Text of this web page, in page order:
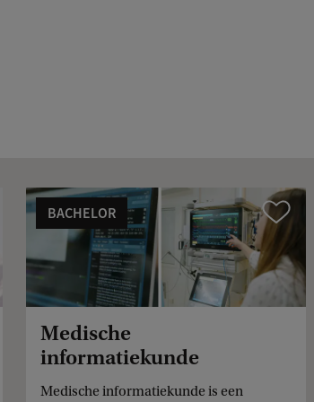
Vergelijk
BACHELOR
Medische
informatiekunde
Medische informatiekunde is een